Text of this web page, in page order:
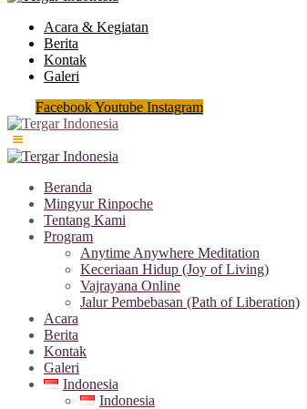
Acara & Kegiatan
Berita
Kontak
Galeri
FacebookYoutube Instagram
Beranda
Mingyur Rinpoche
Tentang Kami
Program
Anytime Anywhere Meditation
Keceriaan Hidup (Joy of Living)
Vajrayana Online
Jalur Pembebasan (Path of Liberation)
Acara
Berita
Kontak
Galeri
Indonesia
Indonesia